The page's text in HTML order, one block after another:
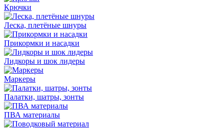
Крючки
Леска, плетёные шнуры
Прикормки и насадки
Лидкоры и шок лидеры
Маркеры
Палатки, шатры, зонты
ПВА материалы